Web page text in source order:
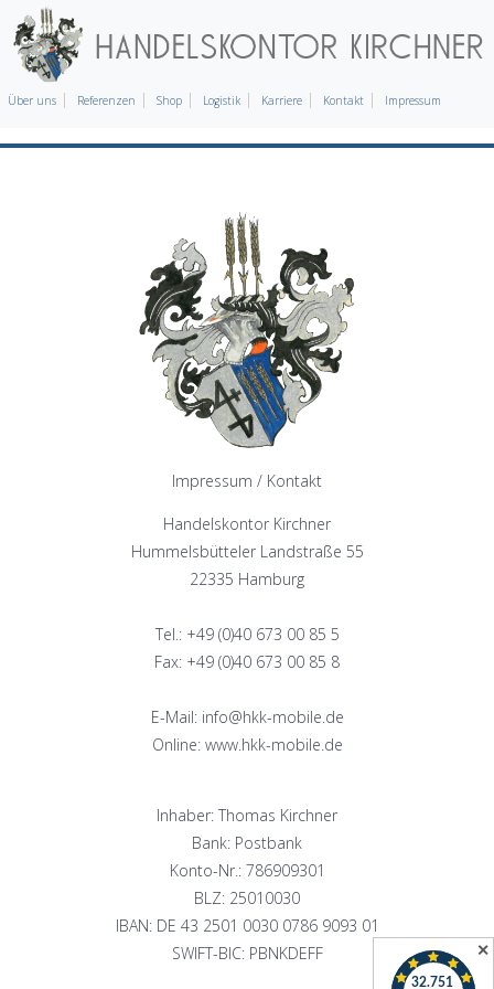
Über uns Referenzen Shop Logistik Karriere Kontakt Impressum
Impressum / Kontakt
Handelskontor Kirchner
Hummelsbütteler Landstraße 55
22335 Hamburg
Tel.: +49 (0)40 673 00 85 5
Fax: +49 (0)40 673 00 85 8
E-Mail: info@hkk-mobile.de
Online: www.hkk-mobile.de
Inhaber: Thomas Kirchner
Bank: Postbank
Konto-Nr.: 786909301
BLZ: 25010030
IBAN: DE 43 2501 0030 0786 9093 01
SWIFT-BIC: PBNKDEFF
✕